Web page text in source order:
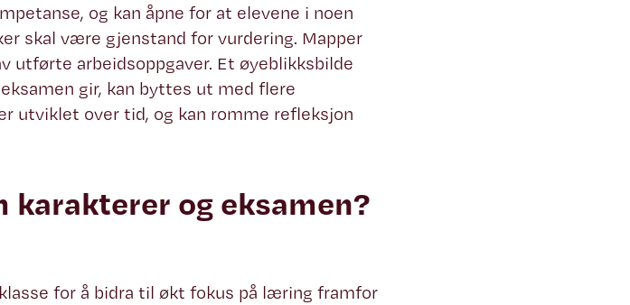
og kan åpne for at elevene i noen
skal være gjenstand for vurdering. Mapper
utførte arbeidsoppgaver. Et øyeblikksbilde
gir, kan byttes ut med flere
utviklet over tid, og kan romme refleksjon
karakterer og eksamen?
for å bidra til økt fokus på læring framfor